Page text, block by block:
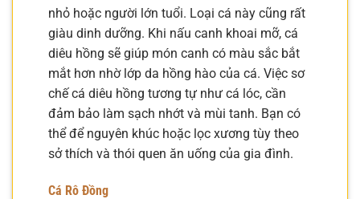
nhỏ hoặc người lớn tuổi. Loại cá này cũng rất
giàu dinh dưỡng. Khi nấu canh khoai mỡ, cá
diêu hồng sẽ giúp món canh có màu sắc bắt
mắt hơn nhờ lớp da hồng hào của cá. Việc sơ
chế cá diêu hồng tương tự như cá lóc, cần
đảm bảo làm sạch nhớt và mùi tanh. Bạn có
thể để nguyên khúc hoặc lọc xương tùy theo
sở thích và thói quen ăn uống của gia đình.
Cá Rô Đồng